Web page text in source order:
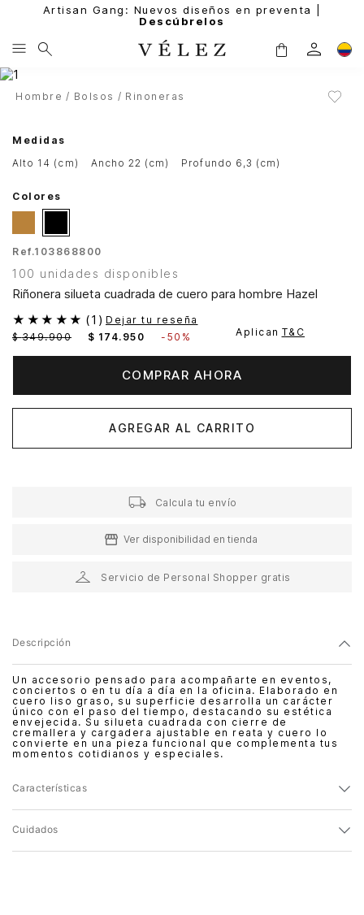
Artisan Gang: Nuevos diseños en preventa |
Descúbrelos
Hombre Bolsos Rinoneras
Medidas
alto 14 (cm)
ancho 22 (cm) profundo 6,3 (cm)
Colores
Ref.103868800
100 unidades disponibles
Riñonera silueta cuadrada de cuero para hombre Hazel
★ ★ ★ ★ ★ (1 ) Dejar tu reseña
$ 349.900 $ 174. 950 - 50% Aplican T&C
COMPRAR AHORA
AGREGAR AL CARRITO
Calcula tu envío
Ver disponibilidad en tienda
Servicio de Personal Shopper gratis
Descripción
Un accesorio pensado para acompañarte en eventos,
conciertos o en tu día a día en la oficina. Elaborado en
cuero liso graso, su superficie desarrolla un carácter
único con el paso del tiempo, destacando su estética
envejecida. Su silueta cuadrada con cierre de
cremallera y cargadera ajustable en reata y cuero lo
convierte en una pieza funcional que complementa tus
momentos cotidianos y especiales.
Características
Cuidados